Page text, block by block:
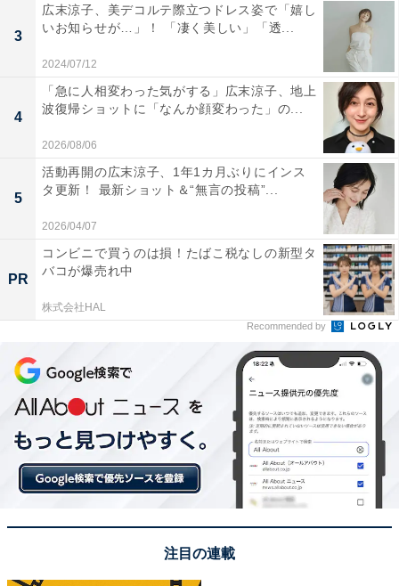
3
広末涼子、美デコルテ際立つドレス姿で「嬉し
いお知らせが…」！ 「凄く美しい」「透...
2024/07/12
4
「急に人相変わった気がする」広末涼子、地上
波復帰ショットに「なんか顔変わった」の...
2026/08/06
5
活動再開の広末涼子、1年1カ月ぶりにインス
タ更新！ 最新ショット＆“無言の投稿”...
2026/04/07
PR
コンビニで買うのは損！たばこ税なしの新型タ
バコが爆売れ中
株式会社HAL
Recommended by
注目の連載